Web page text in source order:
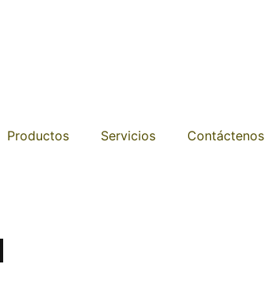
Productos Servicios Contáctenos